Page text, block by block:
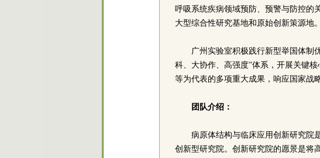
呼吸系统疾病领域预防、预警与防控的
大型综合性研究基地和原始创新策源地。
广州实验室积极践行新型举国体制
科、大协作、高强度”体系，开展关键
等为代表的多项重大成果，响应国家战
团队介绍：
病原体结构与临床应用创新研究院
创新型研究院。创新研究院的愿景是将